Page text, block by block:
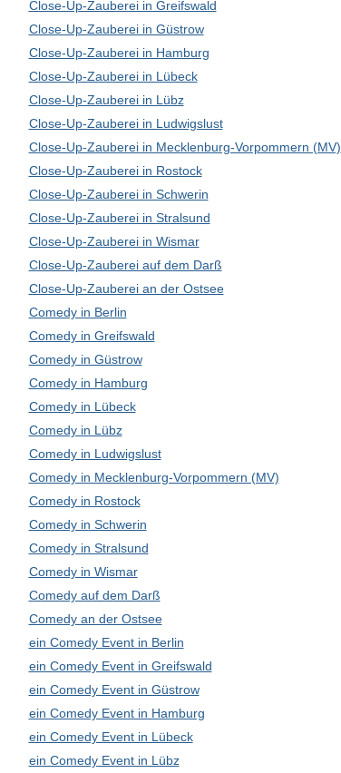
Close-Up-Zauberei in Greifswald
Close-Up-Zauberei in Güstrow
Close-Up-Zauberei in Hamburg
Close-Up-Zauberei in Lübeck
Close-Up-Zauberei in Lübz
Close-Up-Zauberei in Ludwigslust
Close-Up-Zauberei in Mecklenburg-Vorpommern (MV)
Close-Up-Zauberei in Rostock
Close-Up-Zauberei in Schwerin
Close-Up-Zauberei in Stralsund
Close-Up-Zauberei in Wismar
Close-Up-Zauberei auf dem Darß
Close-Up-Zauberei an der Ostsee
Comedy in Berlin
Comedy in Greifswald
Comedy in Güstrow
Comedy in Hamburg
Comedy in Lübeck
Comedy in Lübz
Comedy in Ludwigslust
Comedy in Mecklenburg-Vorpommern (MV)
Comedy in Rostock
Comedy in Schwerin
Comedy in Stralsund
Comedy in Wismar
Comedy auf dem Darß
Comedy an der Ostsee
ein Comedy Event in Berlin
ein Comedy Event in Greifswald
ein Comedy Event in Güstrow
ein Comedy Event in Hamburg
ein Comedy Event in Lübeck
ein Comedy Event in Lübz